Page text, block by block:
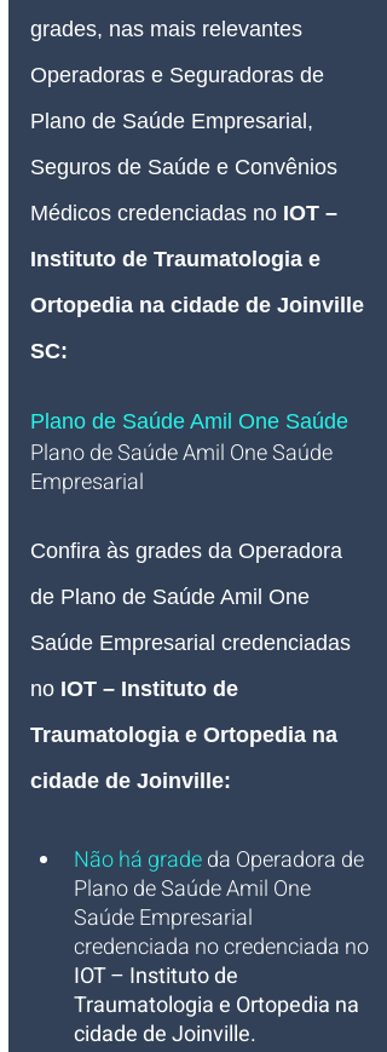
grades, nas mais relevantes
Operadoras e Seguradoras de
Plano de Saúde Empresarial,
Seguros de Saúde e Convênios
Médicos credenciadas no IOT –
Instituto de Traumatologia e
Ortopedia na cidade de Joinville
SC:
Plano de Saúde Amil One Saúde
Plano de Saúde Amil One Saúde
Empresarial
Confira às grades da Operadora
de Plano de Saúde Amil One
Saúde Empresarial credenciadas
no IOT – Instituto de
Traumatologia e Ortopedia na
cidade de Joinville:
Não há grade da Operadora de
Plano de Saúde Amil One
Saúde Empresarial
credenciada no credenciada no
IOT – Instituto de
Traumatologia e Ortopedia na
cidade de Joinville.